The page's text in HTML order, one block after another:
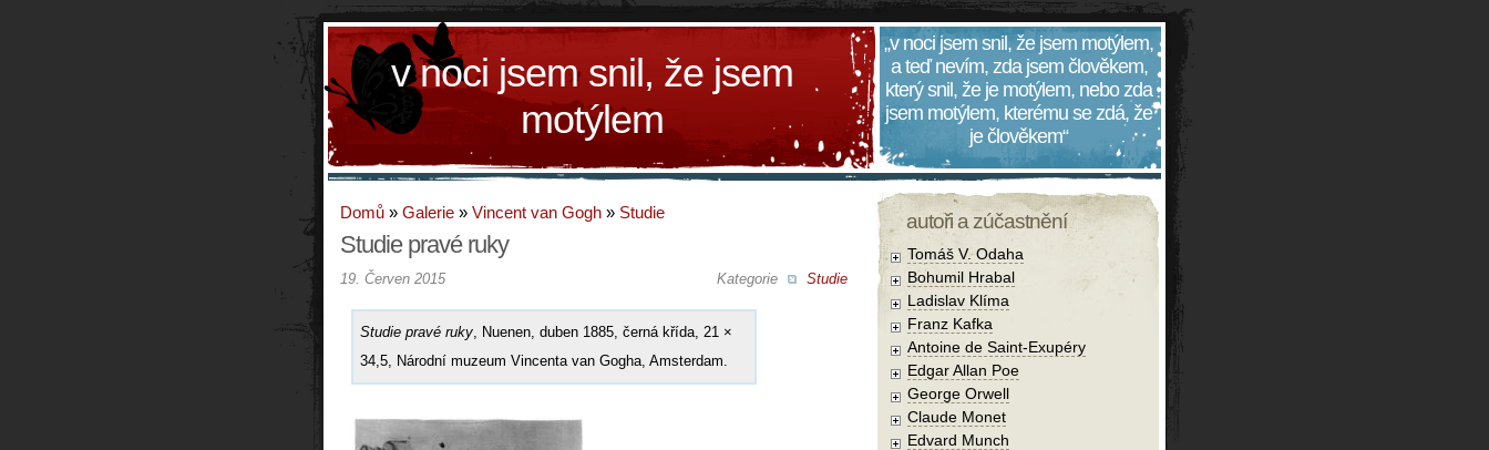
v noci jsem snil, že jsem
motýlem
„v noci jsem snil, že jsem motýlem,
a teď nevím, zda jsem člověkem,
který snil, že je motýlem, nebo zda
jsem motýlem, kterému se zdá, že
je člověkem“
Domů » Galerie » Vincent van Gogh » Studie
Studie pravé ruky
Kategorie Studie
19. Červen 2015
Studie pravé ruky , Nuenen, duben 1885, černá křída, 21 ×
34,5, Národní muzeum Vincenta van Gogha, Amsterdam.
autoři a zúčastnění
Tomáš V. Odaha
Bohumil Hrabal
Ladislav Klíma
Franz Kafka
Antoine de Saint-Exupéry
Edgar Allan Poe
George Orwell
Claude Monet
Edvard Munch